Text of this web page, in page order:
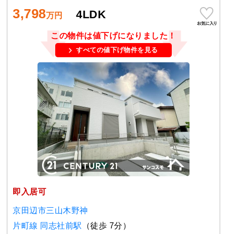
3,798万円 4LDK
この物件は値下げになりました！
すべての値下げ物件を見る
即入居可
京田辺市三山木野神
片町線 同志社前駅
（徒歩 7分）